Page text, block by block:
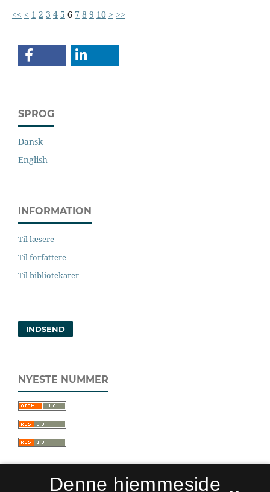
<< < 1 2 3 4 5 6 7 8 9 10 > >>
SPROG
Dansk
English
INFORMATION
Til læsere
Til forfattere
Til bibliotekarer
INDSEND
NYESTE NUMMER
Denne hjemmeside